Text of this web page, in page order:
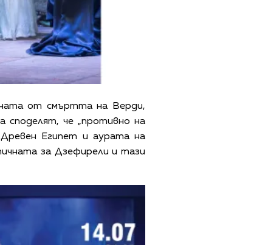
от смъртта на Верди,
споделят, че „противно на
Египет и аурата на
за Дзефирели и тази